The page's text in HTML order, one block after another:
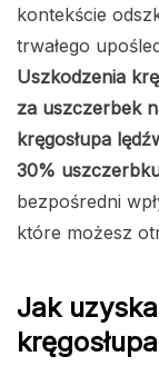
kontekście
trwałego
Uszkodzenia
za uszczerbek
kręgosłupa
30%
bezpośredni
które możesz
Jak